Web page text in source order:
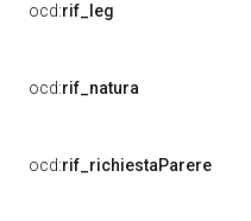
ocd:rif_leg
ocd:rif_natura
ocd:rif_richiestaParere